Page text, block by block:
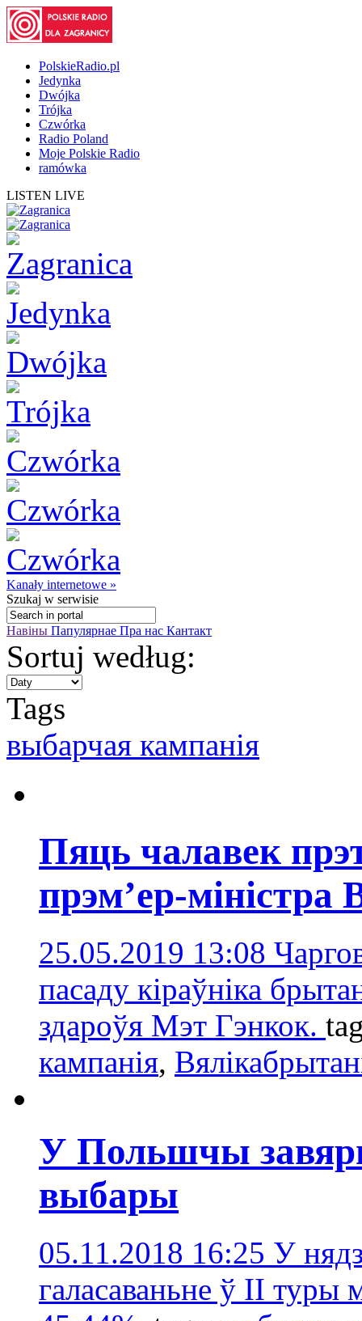
PolskieRadio.pl
Jedynka
Dwójka
Trójka
Czwórka
Radio Poland
Moje Polskie Radio
ramówka
LISTEN LIVE
Kanały internetowe »
Szukaj w serwisie
Навіны Папулярнае Пра нас Кантакт
Sortuj według:
Tags
выбарчая кампанія
Пяць чалавек
прэм’ер-міністра
25.05.2019 13:08
пасаду кіраўніка
здароўя Мэт Гэнкок.
кампанія,
У Польшчы
выбары
05.11.2018 16:25 У
галасаваньне ў ІІ